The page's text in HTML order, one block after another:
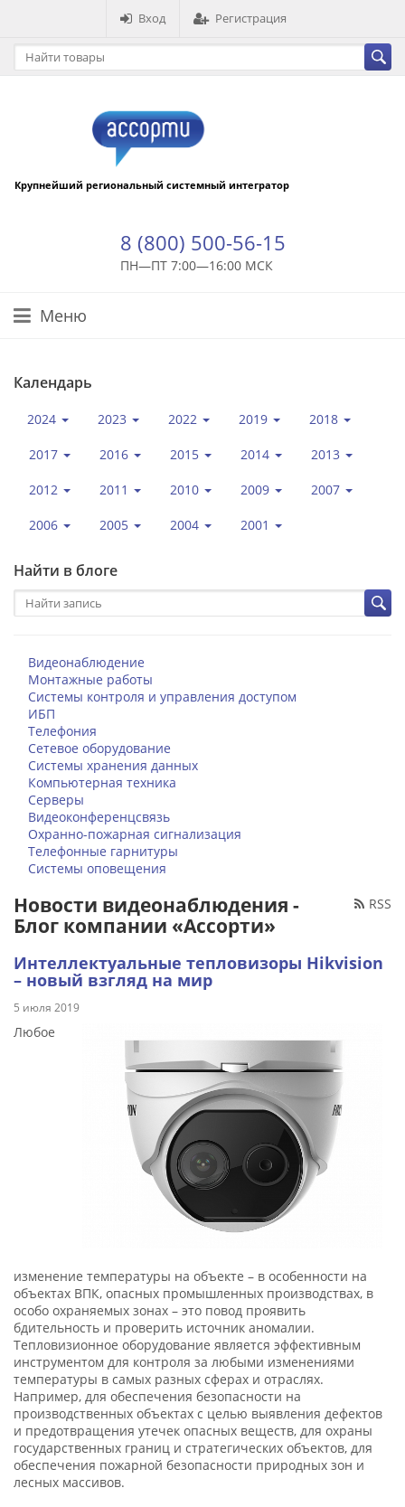
Вход Регистрация
Крупнейший региональный системный интегратор
8 (800) 500-56-15
ПН—ПТ 7:00—16:00 МСК
Меню
Календарь
2024 2023 2022 2019 2018
2017 2016 2015 2014 2013
2012 2011 2010 2009 2007
2006 2005 2004 2001
Найти в блоге
Видеонаблюдение
Монтажные работы
Системы контроля и управления доступом
ИБП
Телефония
Сетевое оборудование
Системы хранения данных
Компьютерная техника
Серверы
Видеоконференцсвязь
Охранно-пожарная сигнализация
Телефонные гарнитуры
Системы оповещения
RSS
Новости видеонаблюдения -
Блог компании «Ассорти»
Интеллектуальные тепловизоры Hikvision
– новый взгляд на мир
5 июля 2019
Любое
изменение температуры на объекте – в особенности на
объектах ВПК, опасных промышленных производствах, в
особо охраняемых зонах – это повод проявить
бдительность и проверить источник аномалии.
Тепловизионное оборудование является эффективным
инструментом для контроля за любыми изменениями
температуры в самых разных сферах и отраслях.
Например, для обеспечения безопасности на
производственных объектах с целью выявления дефектов
и предотвращения утечек опасных веществ, для охраны
государственных границ и стратегических объектов, для
обеспечения пожарной безопасности природных зон и
лесных массивов.